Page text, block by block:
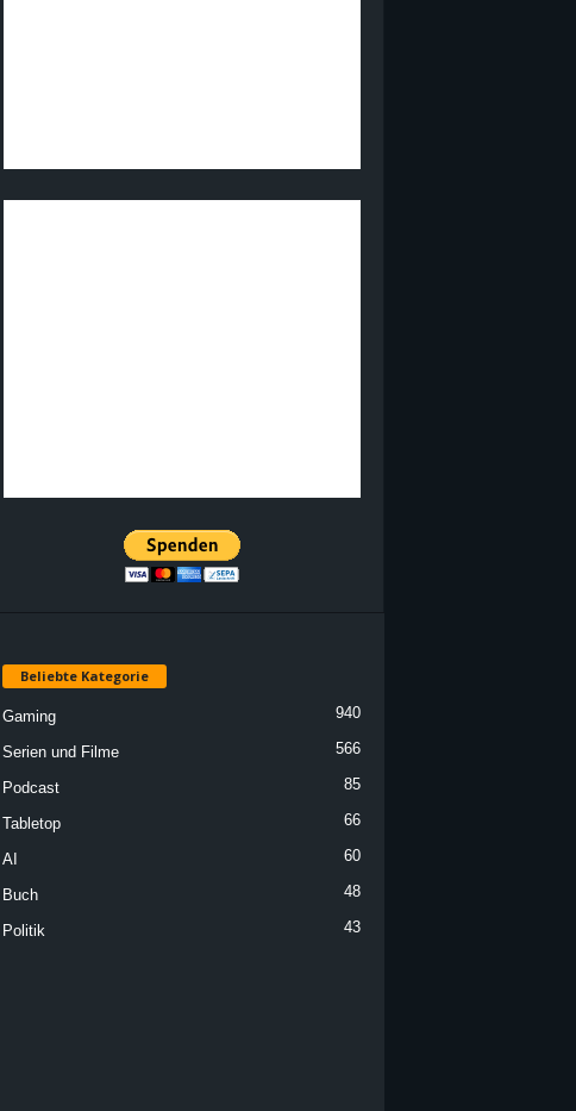
Beliebte Kategorie
Gaming 940
Serien und Filme 566
Podcast 85
Tabletop 66
AI 60
Buch 48
Politik 43